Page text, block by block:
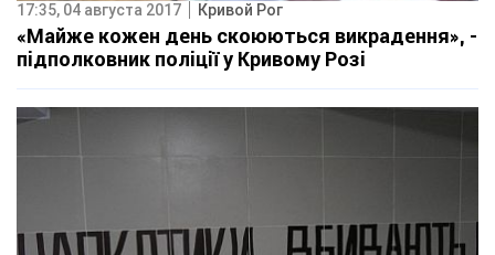
17:35, 04 августа 2017 Кривой Рог
«Майже кожен день скоюються викрадення», -
підполковник поліції у Кривому Розі